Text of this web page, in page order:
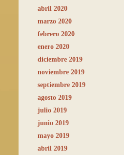
abril 2020
marzo 2020
febrero 2020
enero 2020
diciembre 2019
noviembre 2019
septiembre 2019
agosto 2019
julio 2019
junio 2019
mayo 2019
abril 2019